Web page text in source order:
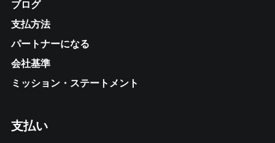
ブログ
支払方法
パートナーになる
会社基準
ミッション・ステートメント
支払い